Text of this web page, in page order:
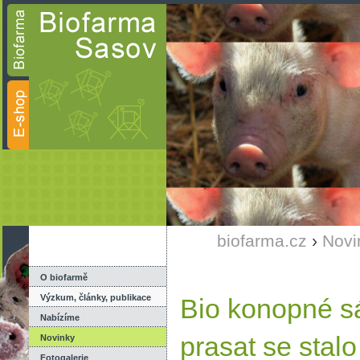
O biofarmě
Výzkum, články, publikace
Nabízíme
Novinky
Fotogalerie
biofarma.cz ›
Bio konopné
prasat se